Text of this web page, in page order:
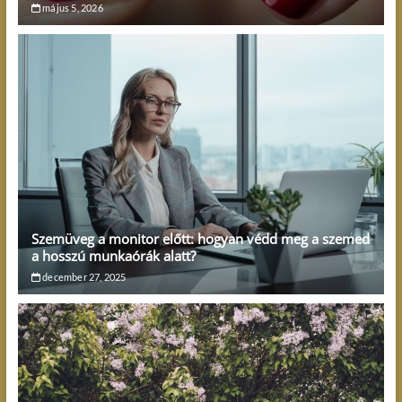
május 5, 2026
Szemüveg a monitor előtt: hogyan védd meg a szemed
a hosszú munkaórák alatt?
december 27, 2025